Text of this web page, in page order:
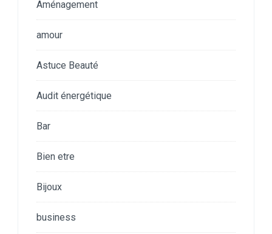
Aménagement
amour
Astuce Beauté
Audit énergétique
Bar
Bien etre
Bijoux
business